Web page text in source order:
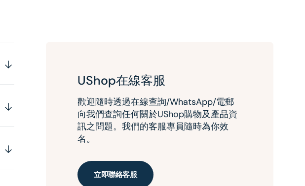
UShop在線客服
歡迎隨時透過在線查詢/WhatsApp/電郵
向我們查詢任何關於UShop購物及產品資
訊之問題。我們的客服專員隨時為你效
名。
立即聯絡客服